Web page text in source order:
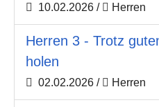
10.02.2026 / Herren
Herren 3 - Trotz
holen
02.02.2026 / Herren